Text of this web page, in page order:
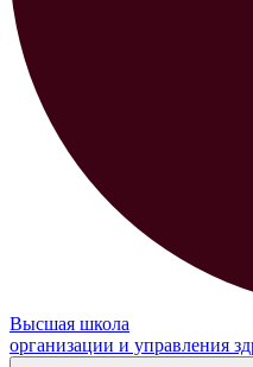
Высшая школа
организации и управления